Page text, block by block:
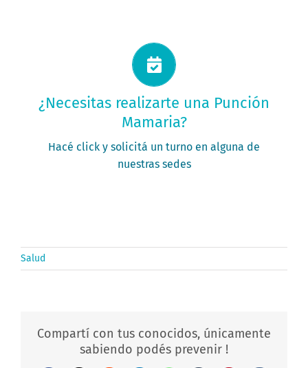
¿Necesitas realizarte una Punción
Mamaria?
Hacé click y solicitá un turno en alguna de
nuestras sedes
Solicitá tu turno ahora
PEDIR MI TURNO
Salud
Compartí con tus conocidos, únicamente
sabiendo podés prevenir !